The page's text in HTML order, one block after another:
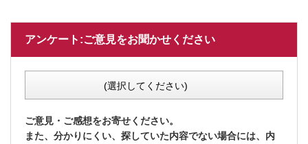
アンケート:ご意見をお聞かせください
(選択してください)
ご意見・ご感想をお寄せください。
また、分かりにくい、探していた内容でない場合には、内